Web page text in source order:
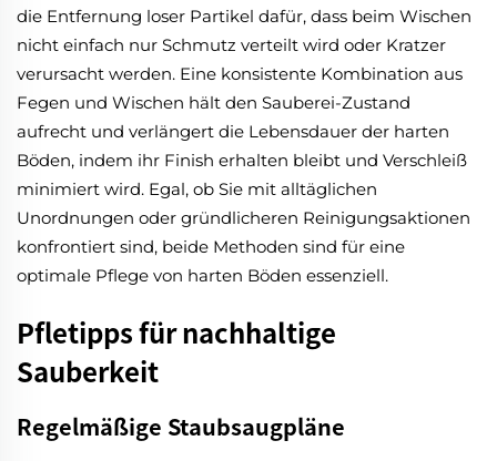
die Entfernung loser Partikel dafür, dass beim Wischen
nicht einfach nur Schmutz verteilt wird oder Kratzer
verursacht werden. Eine konsistente Kombination aus
Fegen und Wischen hält den Sauberei-Zustand
aufrecht und verlängert die Lebensdauer der harten
Böden, indem ihr Finish erhalten bleibt und Verschleiß
minimiert wird. Egal, ob Sie mit alltäglichen
Unordnungen oder gründlicheren Reinigungsaktionen
konfrontiert sind, beide Methoden sind für eine
optimale Pflege von harten Böden essenziell.
Pfletipps für nachhaltige
Sauberkeit
Regelmäßige Staubsaugpläne